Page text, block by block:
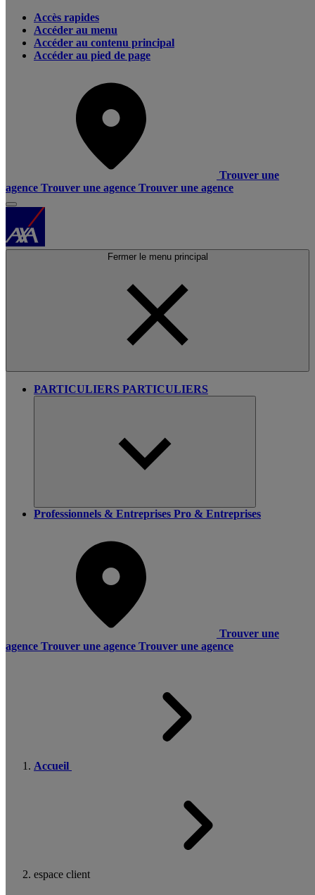
Accès rapides
Accéder au menu
Accéder au contenu principal
Accéder au pied de page
Trouver une
agence Trouver une agence Trouver une agence
Fermer le menu principal
PARTICULIERS PARTICULIERS
Professionnels & Entreprises Pro & Entreprises
Trouver une
agence Trouver une agence Trouver une agence
Accueil
espace client